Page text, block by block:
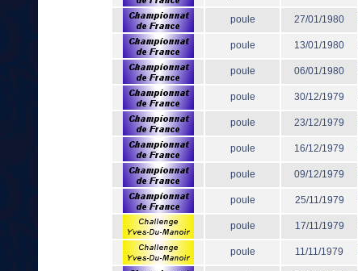
poule 27/01/1980
poule 13/01/1980
poule 06/01/1980
poule 30/12/1979
poule 23/12/1979
poule 16/12/1979
poule 09/12/1979
poule 25/11/1979
poule 17/11/1979
poule 11/11/1979